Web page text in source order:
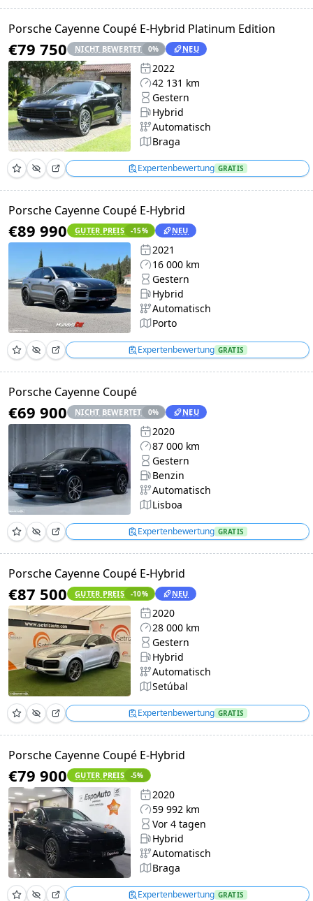
Porsche Cayenne Coupé E-Hybrid Platinum Edition
€79 750 NICHT BEWERTET 0% NEU
2022
42 131 km
Gestern
Hybrid
Automatisch
Braga
Expertenbewertung GRATIS
Porsche Cayenne Coupé E-Hybrid
€89 990 GUTER PREIS -15% NEU
2021
16 000 km
Gestern
Hybrid
Automatisch
Porto
Expertenbewertung GRATIS
Porsche Cayenne Coupé
€69 900 NICHT BEWERTET 0% NEU
2020
87 000 km
Gestern
Benzin
Automatisch
Lisboa
Expertenbewertung GRATIS
Porsche Cayenne Coupé E-Hybrid
€87 500 GUTER PREIS -10% NEU
2020
28 000 km
Gestern
Hybrid
Automatisch
Setúbal
Expertenbewertung GRATIS
Porsche Cayenne Coupé E-Hybrid
€79 900 GUTER PREIS -5%
2020
59 992 km
Vor 4 tagen
Hybrid
Automatisch
Braga
Expertenbewertung GRATIS